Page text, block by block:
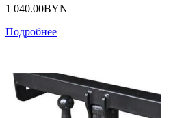
1 040.00BYN
Подробнее